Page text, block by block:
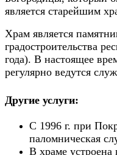
является старейшим
Храм является
градостроительства
года). В настоящее
регулярно ведутся
Другие услуги:
С 1996 г. при
паломническая
В храме устроена